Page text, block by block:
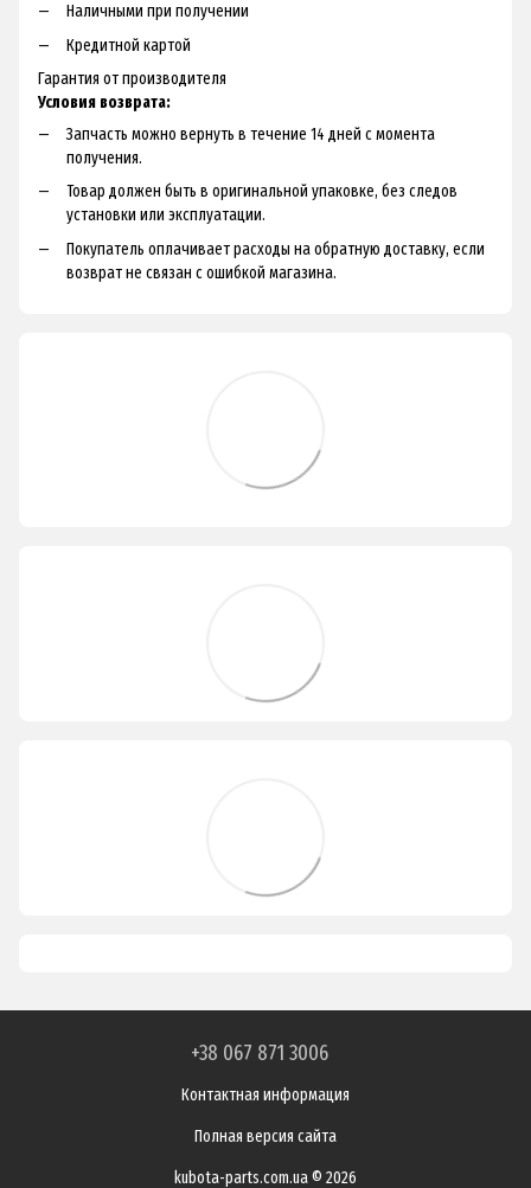
Наличными при получении
Кредитной картой
Гарантия от производителя
Условия возврата:
Запчасть можно вернуть в течение 14 дней с момента
получения.
Товар должен быть в оригинальной упаковке, без следов
установки или эксплуатации.
Покупатель оплачивает расходы на обратную доставку, если
возврат не связан с ошибкой магазина.
+38 067 871 3006
Контактная информация
Полная версия сайта
kubota-parts.com.ua © 2026